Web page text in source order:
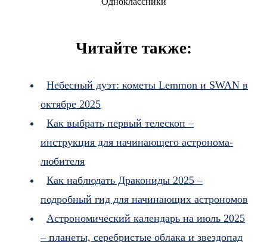
Читайте также:
Небесный дуэт: кометы Lemmon и SWAN в
октябре 2025
Как выбрать первый телескоп –
инструкция для начинающего астронома-
любителя
Как наблюдать Дракониды 2025 –
подробный гид для начинающих астрономов
Астрономический календарь на июль 2025
– планеты, серебристые облака и звездопад